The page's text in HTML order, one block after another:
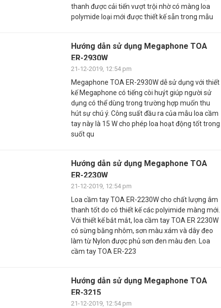
thanh được cải tiến vượt trội nhờ có màng loa
polymide loại mới được thiết kế sẵn trong mẫu
Hướng dẫn sử dụng Megaphone TOA
ER-2930W
21-12-2019, 12:54 pm
Megaphone TOA ER-2930W dễ sử dụng với thiết
kế Megaphone có tiếng còi huýt giúp người sử
dụng có thể dùng trong trường hợp muốn thu
hút sự chú ý. Công suất đầu ra của mẫu loa cầm
tay này là 15 W cho phép loa hoạt động tốt trong
suốt qu
Hướng dẫn sử dụng Megaphone TOA
ER-2230W
21-12-2019, 12:54 pm
Loa cầm tay TOA ER-2230W cho chất lượng âm
thanh tốt do có thiết kế các polyimide màng mới.
Với thiết kế bắt mắt, loa cầm tay TOA ER 2230W
có sừng bằng nhôm, sơn màu xám và dây đeo
làm từ Nylon được phủ sơn đen màu đen. Loa
cầm tay TOA ER-223
Hướng dẫn sử dụng Megaphone TOA
ER-3215
21-12-2019, 12:54 pm